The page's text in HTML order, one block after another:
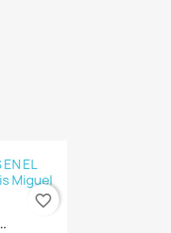
favorite_border